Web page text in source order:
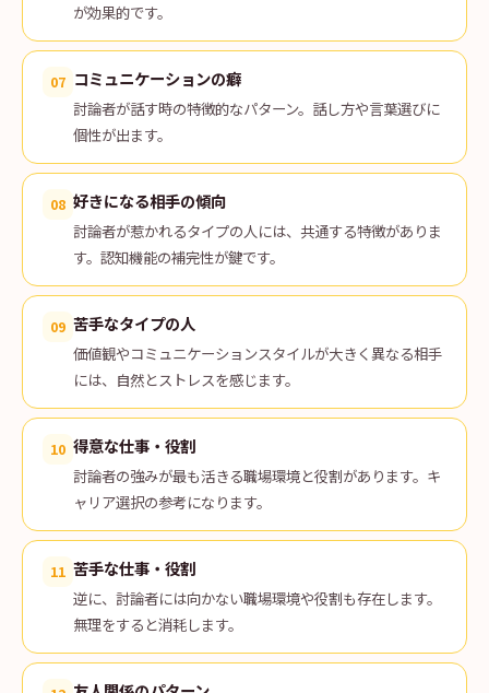
が効果的です。
07 コミュニケーションの癖
討論者が話す時の特徴的なパターン。話し方や言葉選びに
個性が出ます。
08 好きになる相手の傾向
討論者が惹かれるタイプの人には、共通する特徴がありま
す。認知機能の補完性が鍵です。
09 苦手なタイプの人
価値観やコミュニケーションスタイルが大きく異なる相手
には、自然とストレスを感じます。
10 得意な仕事・役割
討論者の強みが最も活きる職場環境と役割があります。キ
ャリア選択の参考になります。
11 苦手な仕事・役割
逆に、討論者には向かない職場環境や役割も存在します。
無理をすると消耗します。